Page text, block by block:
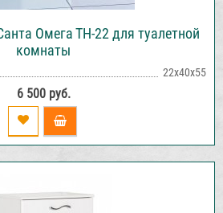
Омега ТН-22 для туалетной
комнаты
22х40х55
6 500 руб.